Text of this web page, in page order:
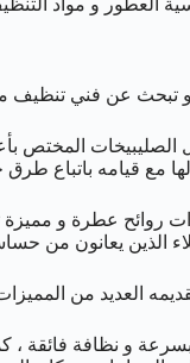
عن فني تنظيف
المختص
مع قيامه باتباع
روائح عطرة و
الذين يعانون من
العديد من
و نظافة فائقة ،